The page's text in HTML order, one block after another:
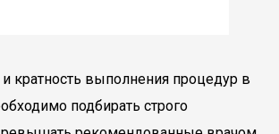
кратность выполнения процедур в
подбирать строго